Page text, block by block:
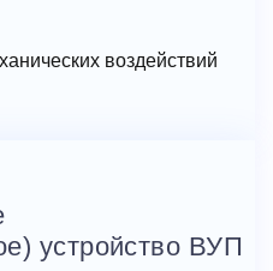
воздействий
устройство ВУП